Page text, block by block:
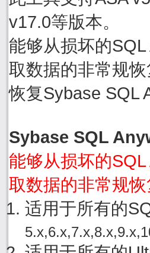
v17.0等版本。
能够从损坏的
取数据的非常规恢
恢复Sybase SQL
Sybase SQL
能够从损坏的
取数据的非常规
适用于所有的